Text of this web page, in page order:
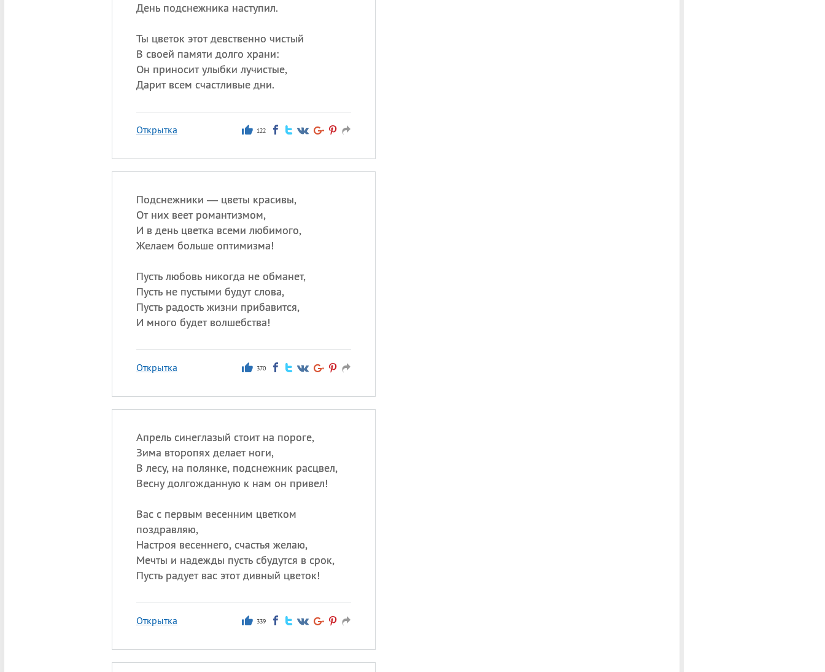
День подснежника наступил.
Ты цветок этот девственно чистый
В своей памяти долго храни:
Он приносит улыбки лучистые,
Дарит всем счастливые дни.
Открытка 122
Подснежники — цветы красивы,
От них веет романтизмом,
И в день цветка всеми любимого,
Желаем больше оптимизма!
Пусть любовь никогда не обманет,
Пусть не пустыми будут слова,
Пусть радость жизни прибавится,
И много будет волшебства!
Открытка 370
Апрель синеглазый стоит на пороге,
Зима второпях делает ноги,
В лесу, на полянке, подснежник расцвел,
Весну долгожданную к нам он привел!
Вас с первым весенним цветком
поздравляю,
Настроя весеннего, счастья желаю,
Мечты и надежды пусть сбудутся в срок,
Пусть радует вас этот дивный цветок!
Открытка 339